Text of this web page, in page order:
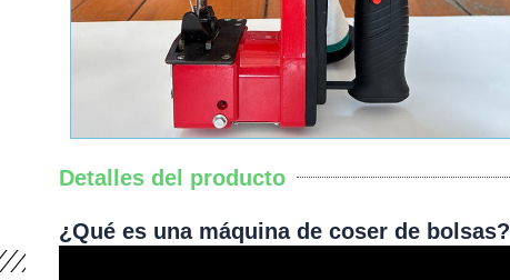
Detalles del producto
¿Qué es una máquina de coser de bolsas?